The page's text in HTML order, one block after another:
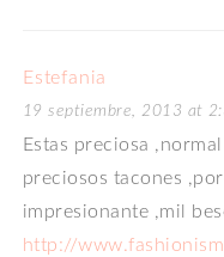
Estefania
19 septiembre, 2013 at
Estas preciosa
preciosos tacones
impresionante ,mil
http://